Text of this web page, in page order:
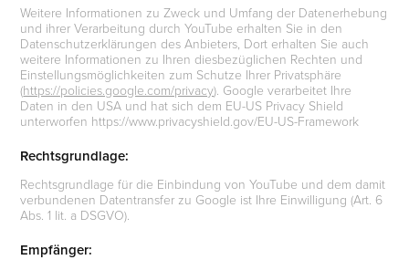
Weitere Informationen zu Zweck und Umfang der Datenerhebung
und ihrer Verarbeitung durch YouTube erhalten Sie in den
Datenschutzerklärungen des Anbieters, Dort erhalten Sie auch
weitere Informationen zu Ihren diesbezüglichen Rechten und
Einstellungsmöglichkeiten zum Schutze Ihrer Privatsphäre
(https://policies.google.com/privacy). Google verarbeitet Ihre
Daten in den USA und hat sich dem EU-US Privacy Shield
unterworfen https://www.privacyshield.gov/EU-US-Framework
Rechtsgrundlage:
Rechtsgrundlage für die Einbindung von YouTube und dem damit
verbundenen Datentransfer zu Google ist Ihre Einwilligung (Art. 6
Abs. 1 lit. a DSGVO).
Empfänger: